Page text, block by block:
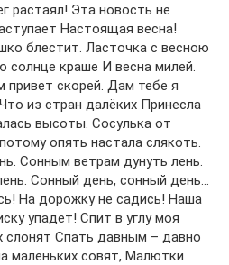
растаял! Эта новость не
Настоящая весна!
блестит. Ласточка с весною
солнце краше И весна милей.
скорей. Дам тебе я
из стран далёких Принесла
высоты. Сосулька от
опять настала слякоть.
Сонным ветрам дунуть лень.
Сонный день, сонный день…
На дорожку не садись! Наша
упадет! Спит в углу моя
слонят Спать давным – давно
маленьких совят, Малютки